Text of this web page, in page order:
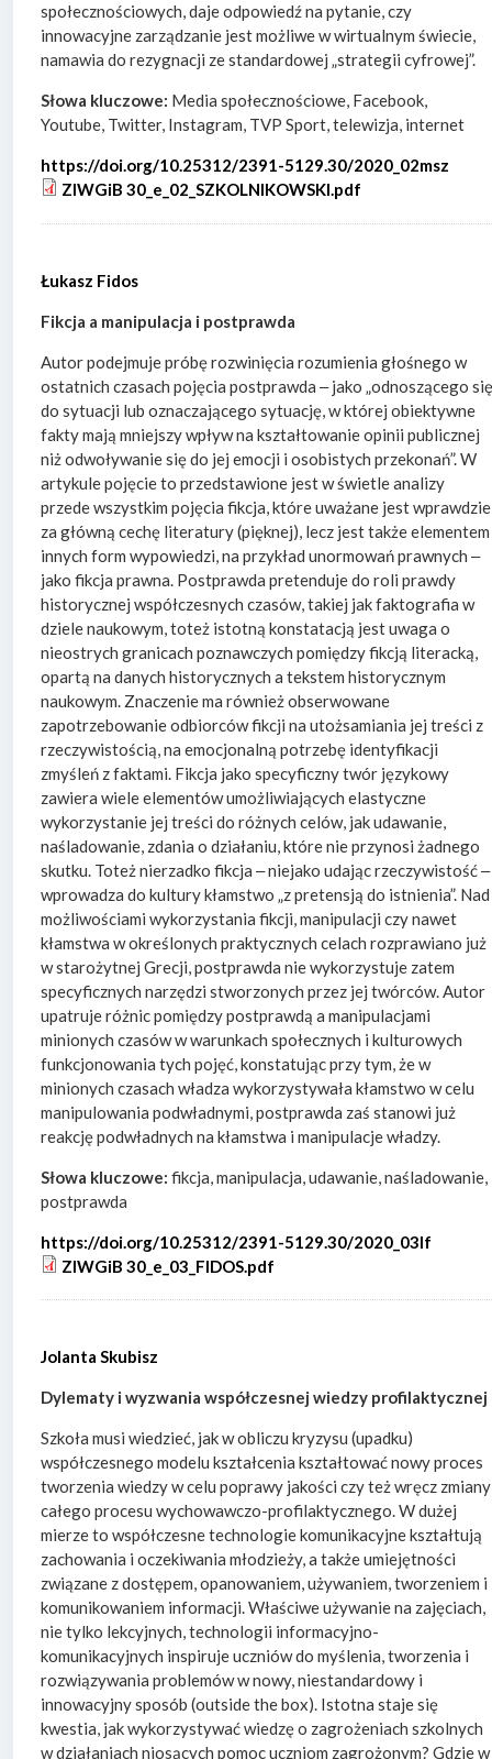
społecznościowych, daje odpowiedź na pytanie, czy
innowacyjne zarządzanie jest możliwe w wirtualnym świecie,
namawia do rezygnacji ze standardowej „strategii cyfrowej”.
Słowa kluczowe: Media społecznościowe, Facebook,
Youtube, Twitter, Instagram, TVP Sport, telewizja, internet
https://doi.org/10.25312/2391-5129.30/2020_02msz
ZIWGiB 30_e_02_SZKOLNIKOWSKI.pdf
Łukasz Fidos
Fikcja a manipulacja i postprawda
Autor podejmuje próbę rozwinięcia rozumienia głośnego w
ostatnich czasach pojęcia postprawda ‒ jako „odnoszącego
do sytuacji lub oznaczającego sytuację, w której obiektywne
fakty mają mniejszy wpływ na kształtowanie opinii publicznej
niż odwoływanie się do jej emocji i osobistych przekonań”. W
artykule pojęcie to przedstawione jest w świetle analizy
przede wszystkim pojęcia fikcja, które uważane jest wprawdzie
za główną cechę literatury (pięknej), lecz jest także elementem
innych form wypowiedzi, na przykład unormowań prawnych ‒
jako fikcja prawna. Postprawda pretenduje do roli prawdy
historycznej współczesnych czasów, takiej jak faktografia w
dziele naukowym, toteż istotną konstatacją jest uwaga o
nieostrych granicach poznawczych pomiędzy fikcją literacką,
opartą na danych historycznych a tekstem historycznym
naukowym. Znaczenie ma również obserwowane
zapotrzebowanie odbiorców fikcji na utożsamiania jej treści z
rzeczywistością, na emocjonalną potrzebę identyfikacji
zmyśleń z faktami. Fikcja jako specyficzny twór językowy
zawiera wiele elementów umożliwiających elastyczne
wykorzystanie jej treści do różnych celów, jak udawanie,
naśladowanie, zdania o działaniu, które nie przynosi żadnego
skutku. Toteż nierzadko fikcja ‒ niejako udając rzeczywistość ‒
wprowadza do kultury kłamstwo „z pretensją do istnienia”. Nad
możliwościami wykorzystania fikcji, manipulacji czy nawet
kłamstwa w określonych praktycznych celach rozprawiano już
w starożytnej Grecji, postprawda nie wykorzystuje zatem
specyficznych narzędzi stworzonych przez jej twórców. Autor
upatruje różnic pomiędzy postprawdą a manipulacjami
minionych czasów w warunkach społecznych i kulturowych
funkcjonowania tych pojęć, konstatując przy tym, że w
minionych czasach władza wykorzystywała kłamstwo w celu
manipulowania podwładnymi, postprawda zaś stanowi już
reakcję podwładnych na kłamstwa i manipulacje władzy.
Słowa kluczowe:fikcja, manipulacja, udawanie, naśladowanie,
postprawda
https://doi.org/10.25312/2391-5129.30/2020_03lf
ZIWGiB 30_e_03_FIDOS.pdf
Jolanta Skubisz
Dylematy i wyzwania współczesnej wiedzy profilaktycznej
Szkoła musi wiedzieć, jak w obliczu kryzysu (upadku)
współczesnego modelu kształcenia kształtować nowy proces
tworzenia wiedzy w celu poprawy jakości czy też wręcz zmiany
całego procesu wychowawczo-profilaktycznego. W dużej
mierze to współczesne technologie komunikacyjne kształtują
zachowania i oczekiwania młodzieży, a także umiejętności
związane z dostępem, opanowaniem, używaniem, tworzeniem i
komunikowaniem informacji. Właściwe używanie na zajęciach,
nie tylko lekcyjnych, technologii informacyjno-
komunikacyjnych inspiruje uczniów do myślenia, tworzenia i
rozwiązywania problemów w nowy, niestandardowy i
innowacyjny sposób (outside the box). Istotna staje się
kwestia, jak wykorzystywać wiedzę o zagrożeniach szkolnych
w działaniach niosących pomoc uczniom zagrożonym? Gdzie w